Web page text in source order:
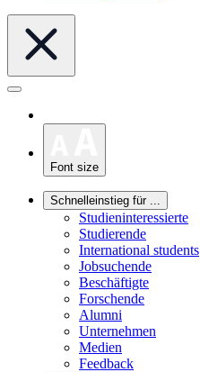
Font size
Schnelleinstieg für ...
Studieninteressierte
Studierende
International students
Jobsuchende
Beschäftigte
Forschende
Alumni
Unternehmen
Medien
Feedback